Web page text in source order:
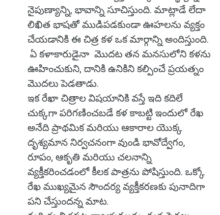
నైపుణ్యాన్ని, భావాన్ని సూచిస్తుంది. మాట్లాడే లేదా
లిఖిత భాషతో ముడిపడకుండా ఊహలను వ్యక్తం
చేయడానికి ఈ చిత్ర కళ ఒక మార్గాన్ని అందిస్తుంది.
ఏ కళాకారుడైనా మొదట తన మనసులోని కళను
ఊహించుకుని, దానికి ఉనికిని కల్పించే ప్రయత్నం
మొదలు పెడతాడు.
ఇక రేఖా చిత్రాల విషయానికి వస్తే ఇది కదిలే
చుక్కగా పరిగణించబడే కళ కాబట్టి ఇందులో రేఖ
అనేది ప్రాథమిక మరియు ఆకారాల యొక్క
దృశ్యమాన నిర్వచనంగా వుండి భావోద్వేగం,
రూపం, ఆకృతి మరియు చలనాన్ని
వ్యక్తీకరించడంలో కీలక పాత్రను పోషిస్తుంది. ఒక్కో
రేఖ ముఖ్యమైన సౌందర్య వ్యక్తీకరణకు పునాదిగా
పని చేస్తుందన్న మాట.